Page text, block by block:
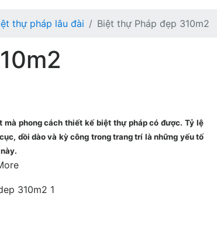
thự pháp lâu đài Biệt thự Pháp đẹp 310m2
phong cách thiết kế biệt thự pháp có được. Tỷ lệ
dồi dào và kỳ công trong trang trí là những yếu tố